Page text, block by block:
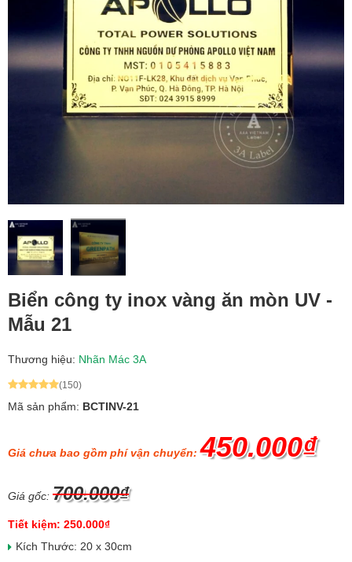
Biển công ty inox vàng ăn mòn UV -
Mẫu 21
Thương hiệu: Nhãn Mác 3A
(150)
Mã sản phẩm: BCTINV-21
Giá chưa bao gồm phí vận chuyển:450.000₫
Giá gốc: 700.000₫
Tiết kiệm: 250.000₫
Kích Thước: 20 x 30cm